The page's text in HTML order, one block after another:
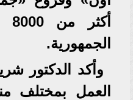
الجمهورية.
وأكد الدكتور
العمل بمختلف